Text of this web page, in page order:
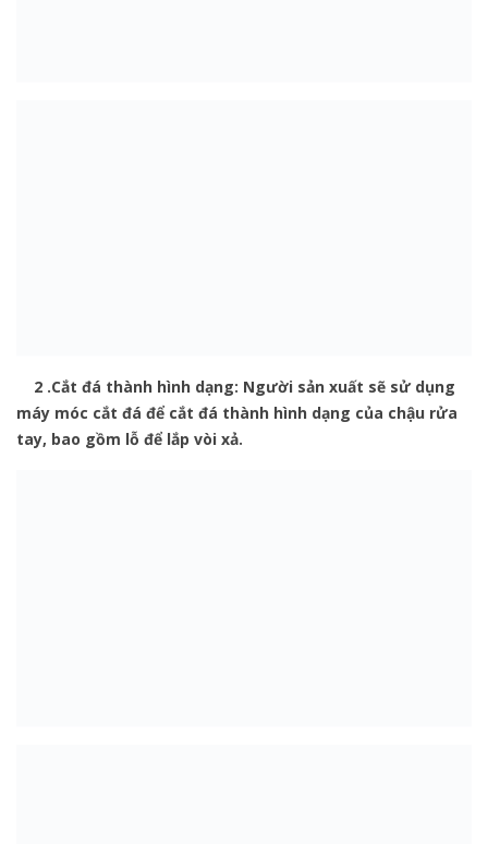
2 .Cắt đá thành hình dạng: Người sản xuất sẽ sử dụng
máy móc cắt đá để cắt đá thành hình dạng của chậu rửa
tay, bao gồm lỗ để lắp vòi xả.